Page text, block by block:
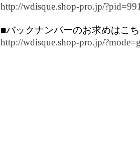
http://wdisque.shop-pro.jp/
■バックナンバーのお求めはこ
http://wdisque.shop-pro.jp/